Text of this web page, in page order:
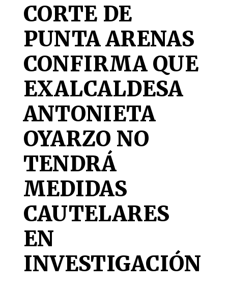
CORTE DE
PUNTA ARENAS
CONFIRMA QUE
EXALCALDESA
ANTONIETA
OYARZO NO
TENDRÁ
MEDIDAS
CAUTELARES
EN
INVESTIGACIÓN